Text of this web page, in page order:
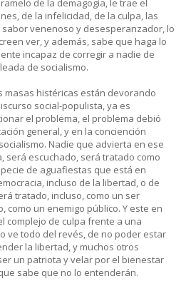
de la demagogia, le trae el
de la infelicidad, de la culpa, las
sabor venenoso y desesperanzador, lo
ver, y además, sabe que haga lo
incapaz de corregir a nadie de
de socialismo.
masas histéricas están devorando
social-populista, ya es
el problema, el problema debió
general, y en la conciención
Nadie que advierta en ese
será escuchado, será tratado como
de aguafiestas que está en
incluso de la libertad, o de
tratado, incluso, como un ser
como un enemigo público. Y este en
complejo de culpa frente a una
ve todo del revés, de no poder estar
la libertad, y muchos otros
un patriota y velar por el bienestar
sabe que no lo entenderán.